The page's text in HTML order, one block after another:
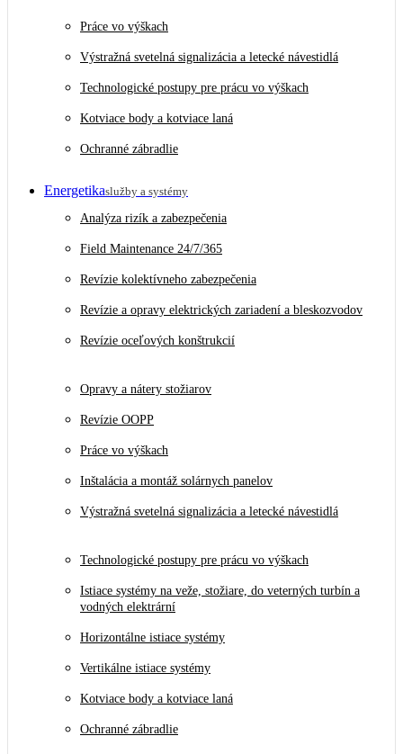
Práce vo výškach
Výstražná svetelná signalizácia a letecké návestidlá
Technologické postupy pre prácu vo výškach
Kotviace body a kotviace laná
Ochranné zábradlie
Energetikaslužby a systémy
Analýza rizík a zabezpečenia
Field Maintenance 24/7/365
Revízie kolektívneho zabezpečenia
Revízie a opravy elektrických zariadení a bleskozvodov
Revízie oceľových konštrukcií
Opravy a nátery stožiarov
Revízie OOPP
Práce vo výškach
Inštalácia a montáž solárnych panelov
Výstražná svetelná signalizácia a letecké návestidlá
Technologické postupy pre prácu vo výškach
Istiace systémy na veže, stožiare, do veterných turbín a
vodných elektrární
Horizontálne istiace systémy
Vertikálne istiace systémy
Kotviace body a kotviace laná
Ochranné zábradlie